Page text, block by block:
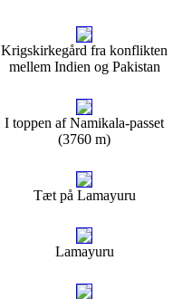
Krigskirkegård fra konflikten
mellem Indien og Pakistan
I toppen af Namikala-passet
(3760 m)
Tæt på Lamayuru
Lamayuru